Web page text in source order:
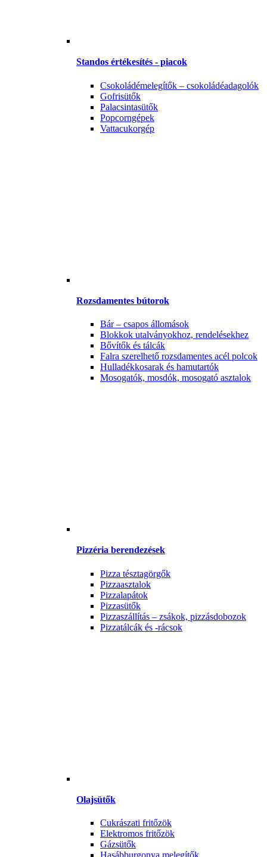
Standos értékesítés - piacok
Csokoládémelegítők – csokoládéadagolók
Gofrisütők
Palacsintasütők
Popcorngépek
Vattacukorgép
Rozsdamentes bútorok
Bár – csapos állomások
Blokkok utalványokhoz, rendelésekhez
Bővítők és tálcák
Falra szerelhető rozsdamentes acél polcok
Hulladékkosarak és hamutartók
Mosogatók, mosdók, mosogató asztalok
Pizzéria berendezések
Pizza tésztagörgők
Pizzaasztalok
Pizzalapátok
Pizzasütők
Pizzaszállítás – zsákok, pizzásdobozok
Pizzatálcák és -rácsok
Olajsütők
Cukrászati fritőzök
Elektromos fritőzök
Gázsütők